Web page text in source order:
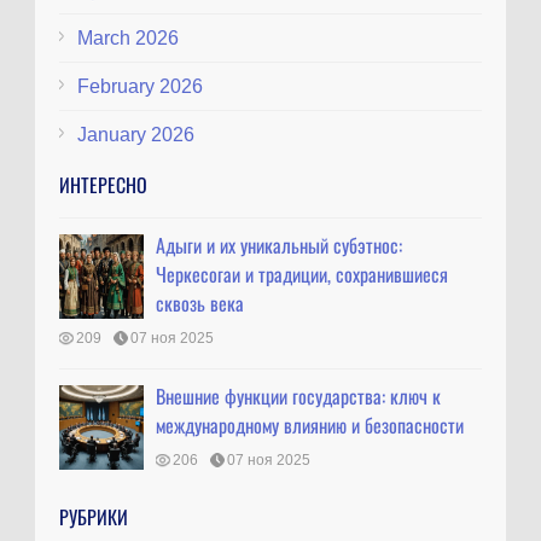
March 2026
February 2026
January 2026
ИНТЕРЕСНО
Адыги и их уникальный субэтнос:
Черкесогаи и традиции, сохранившиеся
сквозь века
209 07 ноя 2025
Внешние функции государства: ключ к
международному влиянию и безопасности
206 07 ноя 2025
РУБРИКИ